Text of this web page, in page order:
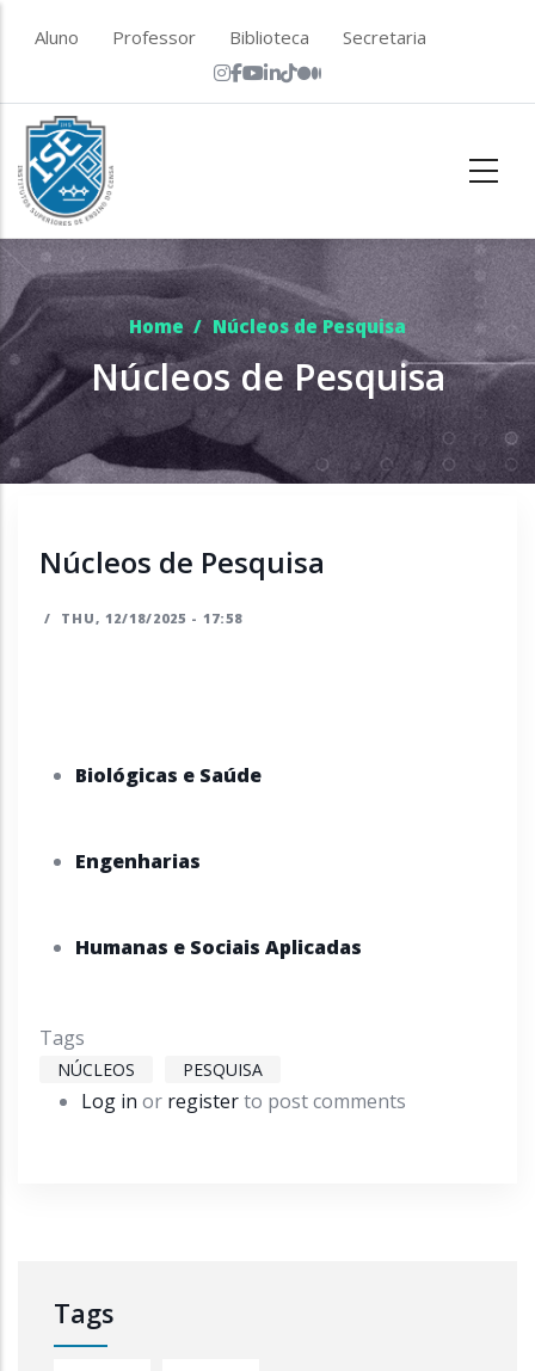
top menu
Aluno Professor Biblioteca Secretaria
Home / Núcleos de Pesquisa
Núcleos de Pesquisa
Núcleos de Pesquisa
/ THU, 12/18/2025 - 17:58
Biológicas e Saúde
Engenharias
Humanas e Sociais Aplicadas
Tags
NÚCLEOS PESQUISA
Log in or registerto post comments
Tags